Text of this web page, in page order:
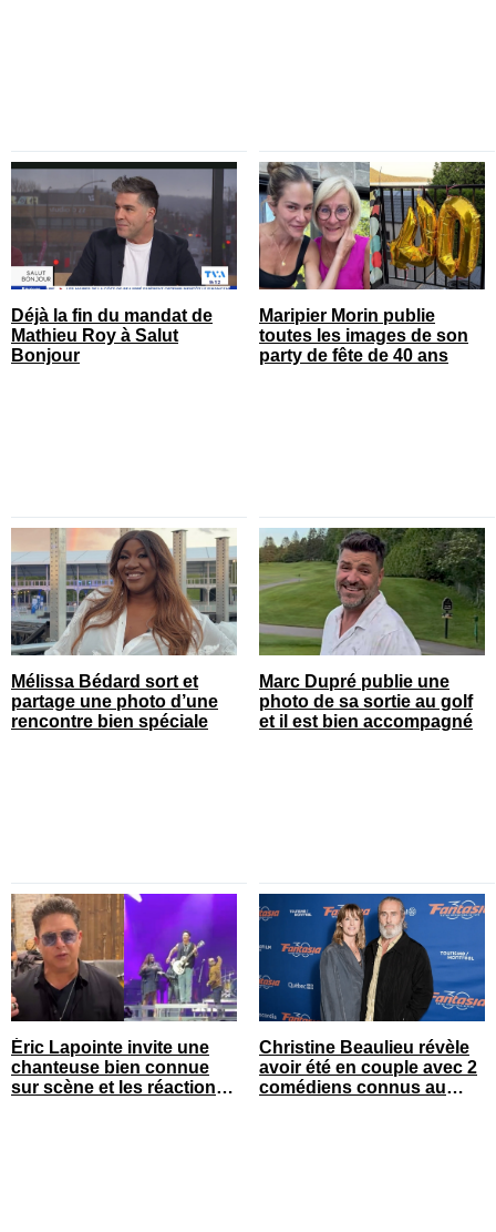
Déjà la fin du mandat de
Mathieu Roy à Salut
Bonjour
Maripier Morin publie
toutes les images de son
party de fête de 40 ans
Mélissa Bédard sort et
partage une photo d’une
rencontre bien spéciale
Marc Dupré publie une
photo de sa sortie au golf
et il est bien accompagné
Éric Lapointe invite une
chanteuse bien connue
sur scène et les réactions
Christine Beaulieu révèle
avoir été en couple avec 2
comédiens connus au